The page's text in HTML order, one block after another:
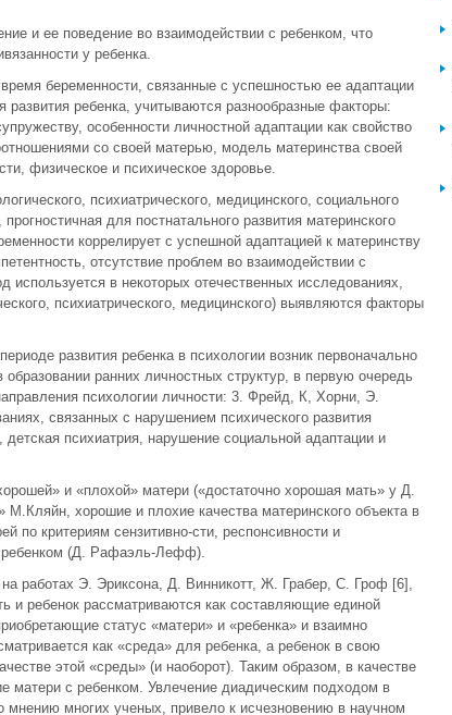
и ее поведение во взаимодействии с ребенком, что
у ребенка.
беременности, связанные с успешностью ее адаптации
ребенка, учитываются разнообразные факторы:
особенности личностной адаптации как свойство
со своей матерью, модель материнства своей
физическое и психическое здоровье.
психиатрического, медицинского, социального
для постнатального развития материнского
коррелирует с успешной адаптацией к материнству
отсутствие проблем во взаимодействии с
в некоторых отечественных исследованиях,
психиатрического, медицинского) выявляются факторы
развития ребенка в психологии возник первоначально
ранних личностных структур, в первую очередь
психологии личности: 3. Фрейд, К, Хорни, Э.
связанных с нарушением психического развития
психиатрия, нарушение социальной адаптации и
и «плохой» матери («достаточно хорошая мать» у Д.
М.Кляйн, хорошие и плохие качества материнского объекта в
по критериям сензитивно-сти, респонсивности и
ребенком (Д. Рафаэль-Лефф).
работах Э. Эриксона, Д. Винникотт, Ж. Грабер, С. Гроф [6],
ребенок рассматриваются как составляющие единой
статус «матери» и «ребенка» и взаимно
как «среда» для ребенка, а ребенок в свою
этой «среды» (и наоборот). Таким образом, в качестве
матери с ребенком. Увлечение диадическим подходом в
мнению многих ученых, привело к исчезновению в научном